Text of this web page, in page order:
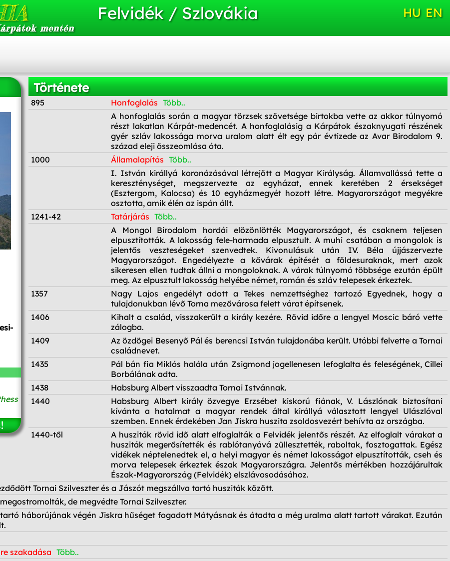
mentén
Felvidék / Szlovákia HU EN
Története
895 Honfoglalás Több..
A honfoglalás során a magyar törzsek szövetsége birtokba vette az akkor túlnyomó
részt lakatlan Kárpát-medencét. A honfoglalásig a Kárpátok északnyugati részének
gyér szláv lakossága morva uralom alatt élt egy pár évtizede az Avar Birodalom 9.
század eleji összeomlása óta.
1000
Államalapítás Több..
I. István királlyá koronázásával létrejött a Magyar Királyság. Államvallássá tette a
kereszténységet, megszervezte az egyházat, ennek keretében 2 érsekséget
(Esztergom, Kalocsa) és 10 egyházmegyét hozott létre. Magyarországot megyékre
osztotta, amik élén az ispán állt.
1241-42
Tatárjárás Több..
A Mongol Birodalom hordái elözönlötték Magyarországot, és csaknem teljesen
elpusztították. A lakosság fele-harmada elpusztult. A muhi csatában a mongolok is
jelentős veszteségeket szenvedtek. Kivonulásuk után IV. Béla újjászervezte
Magyarországot. Engedélyezte a kővárak építését a földesuraknak, mert azok
sikeresen ellen tudtak állni a mongoloknak. A várak túlnyomó többsége ezután épült
meg. Az elpusztult lakosság helyébe német, román és szláv telepesek érkeztek.
1357
Nagy Lajos engedélyt adott a Tekes nemzettséghez tartozó Egyednek, hogy a
tulajdonukban lévő Torna mezővárosa felett várat építsenek.
1406
Kihalt a család, visszakerült a király kezére. Rövid időre a lengyel Moscic báró vette
zálogba.
1409
Az özdögei Besenyő Pál és berencsi István tulajdonába került. Utóbbi felvette a Tornai
családnevet.
1435
Pál bán fia Miklós halála után Zsigmond jogellenesen lefoglalta és feleségének, Cillei
Borbálának adta.
1438
Habsburg Albert visszaadta Tornai Istvánnak.
1440
Habsburg Albert király özvegye Erzsébet kiskorú fiának, V. Lászlónak biztosítani
kívánta a hatalmat a magyar rendek által királlyá választott lengyel Ulászlóval
szemben. Ennek érdekében Jan Jiskra huszita zsoldosvezért behívta az országba.
1440-től
A husziták rövid idő alatt elfoglalták a Felvidék jelentős részét. Az elfoglalt várakat a
husziták megerősítették és rablótanyává züllesztették, raboltak, fosztogattak. Egész
vidékek néptelenedtek el, a helyi magyar és német lakosságot elpusztították, cseh és
morva telepesek érkeztek észak Magyarországra. Jelentős mértékben hozzájárultak
Észak-Magyarország (Felvidék) elszlávosodásához.
Tornai Szilveszter és a Jászót megszállva tartó husziták között.
de megvédte Tornai Szilveszter.
háborújának végén Jiskra hűséget fogadott Mátyásnak és átadta a még uralma alatt tartott várakat. Ezután
szakadása Több..